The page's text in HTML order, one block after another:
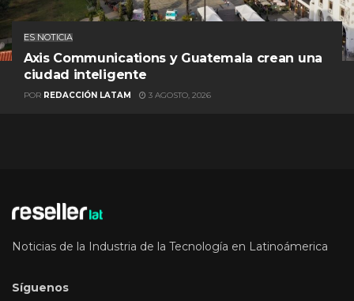
ES NOTICIA
Axis Communications y Guatemala crean una
ciudad inteligente
POR REDACCIÓN LATAM 3 AGOSTO, 2026
Noticias de la Industria de la Tecnología en Latinoámerica
Síguenos